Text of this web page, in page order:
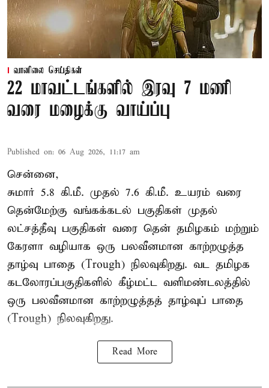
வானிலை செய்திகள்
22 மாவட்டங்களில் இரவு 7 மணி
வரை மழைக்கு வாய்ப்பு
Published on: 06 Aug 2026, 11:17 am
சென்னை,
சுமார் 5.8 கி.மீ. முதல் 7.6 கி.மீ. உயரம் வரை
தென்மேற்கு வங்கக்கடல் பகுதிகள் முதல்
லட்சத்தீவு பகுதிகள் வரை தென் தமிழகம் மற்றும்
கேரளா வழியாக ஒரு பலவீனமான காற்றழுத்த
தாழ்வு பாதை (Trough) நிலவுகிறது. வட தமிழக
கடலோரப்பகுதிகளில் கீழ்மட்ட வளிமண்டலத்தில்
ஒரு பலவீனமான காற்றழுத்தத் தாழ்வுப் பாதை
(Trough) நிலவுகிறது.
Read More